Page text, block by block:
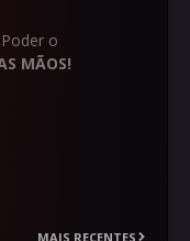
o
MÃOS!
MAIS RECENTES